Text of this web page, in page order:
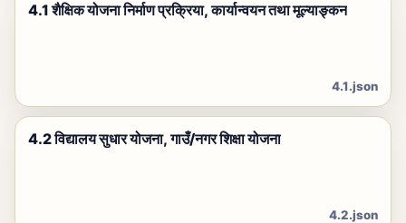
4.1 शैक्षिक योजना निर्माण प्रक्रिया, कार्यान्वयन तथा मूल्याङ्कन
4.1.json
4.2 विद्यालय सुधार योजना, गाउँ/नगर शिक्षा योजना
4.2.json